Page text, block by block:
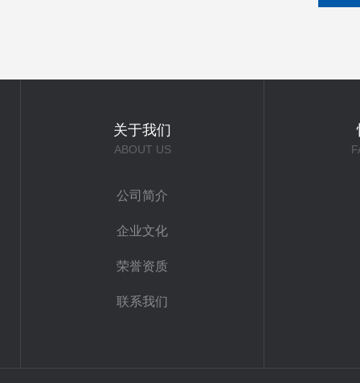
关于我们
ABOUT US
公司简介
企业文化
荣誉资质
联系我们